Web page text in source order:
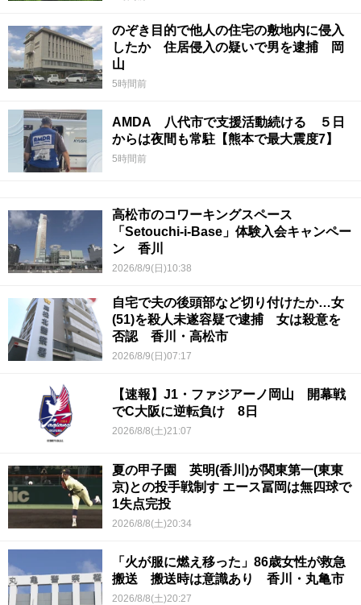
のぞき目的で他人の住宅の敷地内に侵入
したか 住居侵入の疑いで男を逮捕 岡
山
5時間前
AMDA 八代市で支援活動続ける ５日
からは夜間も常駐【熊本で最大震度7】
5時間前
高松市のコワーキングスペース
「Setouchi-i-Base」体験入会キャンペー
ン 香川
2026/8/9(日)10:38
自宅で夫の後頭部など切り付けたか…女
(51)を殺人未遂容疑で逮捕 女は殺意を
否認 香川・高松市
2026/8/9(日)07:17
【速報】J1・ファジアーノ岡山 開幕戦
でC大阪に逆転負け 8日
2026/8/8(土)21:07
夏の甲子園 英明(香川)が関東第一(東東
京)との投手戦制す エース冨岡は無四球で
1失点完投
2026/8/8(土)20:34
「火が服に燃え移った」86歳女性が救急
搬送 搬送時は意識あり 香川・丸亀市
2026/8/8(土)20:27